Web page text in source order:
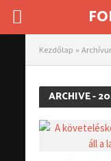
Kezdőlap »
ARCHIVE -